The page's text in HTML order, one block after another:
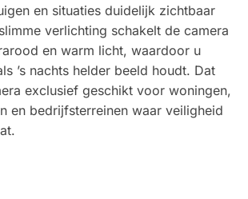
en situaties duidelijk zichtbaar
verlichting schakelt de camera
en warm licht, waardoor u
’s nachts helder beeld houdt. Dat
exclusief geschikt voor woningen,
en bedrijfsterreinen waar veiligheid